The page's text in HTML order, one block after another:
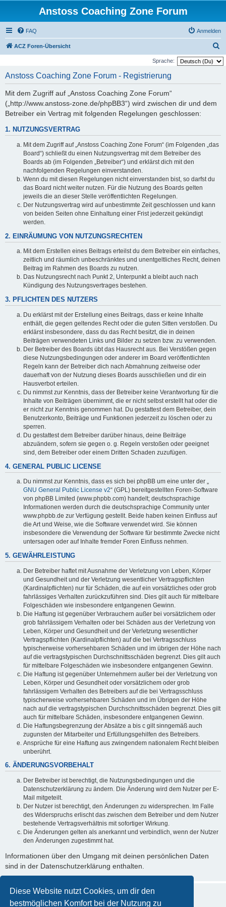
Diese Website nutzt Cookies, um dir den
bestmöglichen Komfort bei der Nutzung zu
Anstoss Coaching Zone Forum
FAQ Anmelden
ACZ Foren-Übersicht
u
Sprache:
Anstoss Coaching Zone Forum - Registrierung
Mit dem Zugriff auf „Anstoss Coaching Zone Forum“
(„http://www.anstoss-zone.de/phpBB3“) wird zwischen dir und dem
Betreiber ein Vertrag mit folgenden Regelungen geschlossen:
1. NUTZUNGSVERTRAG
Mit dem Zugriff auf „Anstoss Coaching Zone Forum“ (im Folgenden „das
Board“) schließt du einen Nutzungsvertrag mit dem Betreiber des
Boards ab (im Folgenden „Betreiber“) und erklärst dich mit den
nachfolgenden Regelungen einverstanden.
Wenn du mit diesen Regelungen nicht einverstanden bist, so darfst du
das Board nicht weiter nutzen. Für die Nutzung des Boards gelten
jeweils die an dieser Stelle veröffentlichten Regelungen.
Der Nutzungsvertrag wird auf unbestimmte Zeit geschlossen und kann
von beiden Seiten ohne Einhaltung einer Frist jederzeit gekündigt
werden.
2. EINRÄUMUNG VON NUTZUNGSRECHTEN
Mit dem Erstellen eines Beitrags erteilst du dem Betreiber ein einfaches,
zeitlich und räumlich unbeschränktes und unentgeltliches Recht, deinen
Beitrag im Rahmen des Boards zu nutzen.
Das Nutzungsrecht nach Punkt 2, Unterpunkt a bleibt auch nach
Kündigung des Nutzungsvertrages bestehen.
3. PFLICHTEN DES NUTZERS
Du erklärst mit der Erstellung eines Beitrags, dass er keine Inhalte
enthält, die gegen geltendes Recht oder die guten Sitten verstoßen. Du
erklärst insbesondere, dass du das Recht besitzt, die in deinen
Beiträgen verwendeten Links und Bilder zu setzen bzw. zu verwenden.
Der Betreiber des Boards übt das Hausrecht aus. Bei Verstößen gegen
diese Nutzungsbedingungen oder anderer im Board veröffentlichten
Regeln kann der Betreiber dich nach Abmahnung zeitweise oder
dauerhaft von der Nutzung dieses Boards ausschließen und dir ein
Hausverbot erteilen.
Du nimmst zur Kenntnis, dass der Betreiber keine Verantwortung für die
Inhalte von Beiträgen übernimmt, die er nicht selbst erstellt hat oder die
er nicht zur Kenntnis genommen hat. Du gestattest dem Betreiber, dein
Benutzerkonto, Beiträge und Funktionen jederzeit zu löschen oder zu
sperren.
Du gestattest dem Betreiber darüber hinaus, deine Beiträge
abzuändern, sofern sie gegen o. g. Regeln verstoßen oder geeignet
sind, dem Betreiber oder einem Dritten Schaden zuzufügen.
4. GENERAL PUBLIC LICENSE
Du nimmst zur Kenntnis, dass es sich bei phpBB um eine unter der „
GNU General Public License v2“ (GPL) bereitgestellten Foren-Software
von phpBB Limited (www.phpbb.com) handelt; deutschsprachige
Informationen werden durch die deutschsprachige Community unter
www.phpbb.de zur Verfügung gestellt. Beide haben keinen Einfluss auf
die Art und Weise, wie die Software verwendet wird. Sie können
insbesondere die Verwendung der Software für bestimmte Zwecke nicht
untersagen oder auf Inhalte fremder Foren Einfluss nehmen.
5. GEWÄHRLEISTUNG
Der Betreiber haftet mit Ausnahme der Verletzung von Leben, Körper
und Gesundheit und der Verletzung wesentlicher Vertragspflichten
(Kardinalpflichten) nur für Schäden, die auf ein vorsätzliches oder grob
fahrlässiges Verhalten zurückzuführen sind. Dies gilt auch für mittelbare
Folgeschäden wie insbesondere entgangenen Gewinn.
Die Haftung ist gegenüber Verbrauchern außer bei vorsätzlichem oder
grob fahrlässigem Verhalten oder bei Schäden aus der Verletzung von
Leben, Körper und Gesundheit und der Verletzung wesentlicher
Vertragspflichten (Kardinalpflichten) auf die bei Vertragsschluss
typischerweise vorhersehbaren Schäden und im übrigen der Höhe nach
auf die vertragstypischen Durchschnittsschäden begrenzt. Dies gilt auch
für mittelbare Folgeschäden wie insbesondere entgangenen Gewinn.
Die Haftung ist gegenüber Unternehmern außer bei der Verletzung von
Leben, Körper und Gesundheit oder vorsätzlichem oder grob
fahrlässigem Verhalten des Betreibers auf die bei Vertragsschluss
typischerweise vorhersehbaren Schäden und im Übrigen der Höhe
nach auf die vertragstypischen Durchschnittsschäden begrenzt. Dies gilt
auch für mittelbare Schäden, insbesondere entgangenen Gewinn.
Die Haftungsbegrenzung der Absätze a bis c gilt sinngemäß auch
zugunsten der Mitarbeiter und Erfüllungsgehilfen des Betreibers.
Ansprüche für eine Haftung aus zwingendem nationalem Recht bleiben
unberührt.
6. ÄNDERUNGSVORBEHALT
Der Betreiber ist berechtigt, die Nutzungsbedingungen und die
Datenschutzerklärung zu ändern. Die Änderung wird dem Nutzer per E-
Mail mitgeteilt.
Der Nutzer ist berechtigt, den Änderungen zu widersprechen. Im Falle
des Widerspruchs erlischt das zwischen dem Betreiber und dem Nutzer
bestehende Vertragsverhältnis mit sofortiger Wirkung.
Die Änderungen gelten als anerkannt und verbindlich, wenn der Nutzer
den Änderungen zugestimmt hat.
Informationen über den Umgang mit deinen persönlichen Daten
sind in der Datenschutzerklärung enthalten.